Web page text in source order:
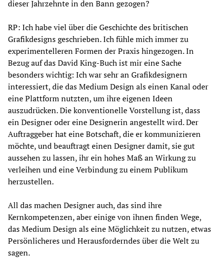
dieser Jahrzehnte in den Bann gezogen?
RP: Ich habe viel über die Geschichte des britischen
Grafikdesigns geschrieben. Ich fühle mich immer zu
experimentelleren Formen der Praxis hingezogen. In
Bezug auf das David King-Buch ist mir eine Sache
besonders wichtig: Ich war sehr an Grafikdesignern
interessiert, die das Medium Design als einen Kanal oder
eine Plattform nutzten, um ihre eigenen Ideen
auszudrücken. Die konventionelle Vorstellung ist, dass
ein Designer oder eine Designerin angestellt wird. Der
Auftraggeber hat eine Botschaft, die er kommunizieren
möchte, und beauftragt einen Designer damit, sie gut
aussehen zu lassen, ihr ein hohes Maß an Wirkung zu
verleihen und eine Verbindung zu einem Publikum
herzustellen.
All das machen Designer auch, das sind ihre
Kernkompetenzen, aber einige von ihnen finden Wege,
das Medium Design als eine Möglichkeit zu nutzen, etwas
Persönlicheres und Herausforderndes über die Welt zu
sagen.